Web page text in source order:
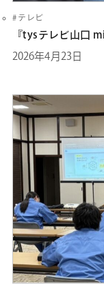
テレビ
『tysテレビ山口
2026年4月23日